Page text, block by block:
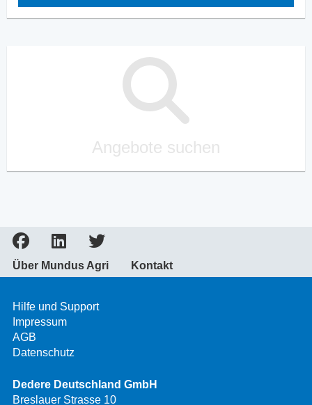
Angebote suchen
Über Mundus Agri Kontakt
Hilfe und Support
Impressum
AGB
Datenschutz
Dedere Deutschland GmbH
Breslauer Strasse 10